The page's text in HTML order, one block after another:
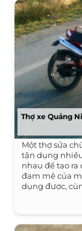
Thợ xe Quảng
Một thợ sửa
tận dụng
nhau để tạo ra
đam mê của
dụng được,